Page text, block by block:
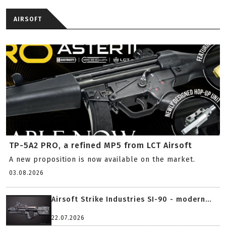
AIRSOFT
TP-5A2 PRO, a refined MP5 from LCT Airsoft
A new proposition is now available on the market.
03.08.2026
Airsoft Strike Industries SI-90 - modern...
22.07.2026